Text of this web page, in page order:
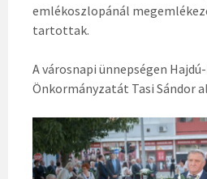
emlékoszlopánál
tartottak.
A városnapi ünnepségen
Önkormányzatát Tasi Sándor